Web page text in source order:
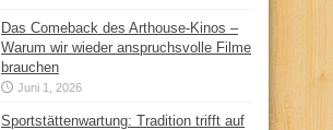
Das Comeback des Arthouse-Kinos –
Warum wir wieder anspruchsvolle Filme
brauchen
Juni 1, 2026
Sportstättenwartung: Tradition trifft auf